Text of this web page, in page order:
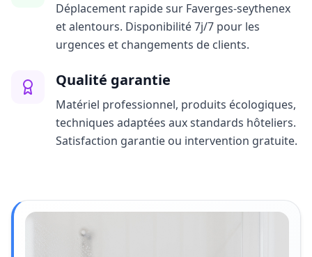
Déplacement rapide sur Faverges-seythenex
et alentours. Disponibilité 7j/7 pour les
urgences et changements de clients.
Qualité garantie
Matériel professionnel, produits écologiques,
techniques adaptées aux standards hôteliers.
Satisfaction garantie ou intervention gratuite.